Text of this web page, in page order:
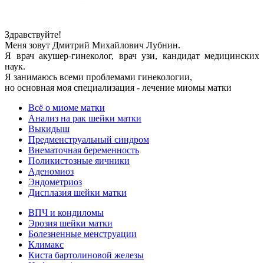
Здравствуйте!
Меня зовут Дмитрий Михайлович Лубнин.
Я врач акушер-гинеколог, врач узи, кандидат медицинских
наук.
Я занимаюсь всеми проблемами гинекологии,
но основная моя специализация - лечение миомы матки
Всё о миоме матки
Анализ на рак шейки матки
Выкидыш
Предменструальный синдром
Внематочная беременность
Поликистозные яичники
Аденомиоз
Эндометриоз
Дисплазия шейки матки
ВПЧ и кондиломы
Эрозия шейки матки
Болезненные менструации
Климакс
Киста бартолиновой железы